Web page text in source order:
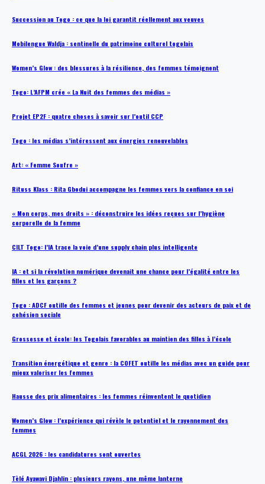
Succession au Togo : ce que la loi garantit réellement aux veuves
Mobilengue Waldja : sentinelle du patrimoine culturel togolais
Women’s Glow : des blessures à la résilience, des femmes témoignent
Togo: L’AFPM crée « La Nuit des femmes des médias »
Projet EP2F : quatre choses à savoir sur l’outil CCP
Togo : les médias s’intéressent aux énergies renouvelables
Art: « Femme Soufre »
Rituss Klass : Rita Gbodui accompagne les femmes vers la confiance en soi
« Mon corps, mes droits » : déconstruire les idées reçues sur l’hygiène
corporelle de la femme
CILT Togo: l’IA trace la voie d’une supply chain plus intelligente
IA : et si la révolution numérique devenait une chance pour l’égalité entre les
filles et les garçons ?
Togo : ADCF outille des femmes et jeunes pour devenir des acteurs de paix et de
cohésion sociale
Grossesse et école: les Togolais favorables au maintien des filles à l’école
Transition énergétique et genre : la COFET outille les médias avec un guide pour
mieux valoriser les femmes
Hausse des prix alimentaires : les femmes réinventent le quotidien
Women’s Glow : l’expérience qui révèle le potentiel et le rayonnement des
femmes
ACGL 2026 : les candidatures sont ouvertes
Tèlé Ayawavi Djahlin : plusieurs rayons, une même lanterne